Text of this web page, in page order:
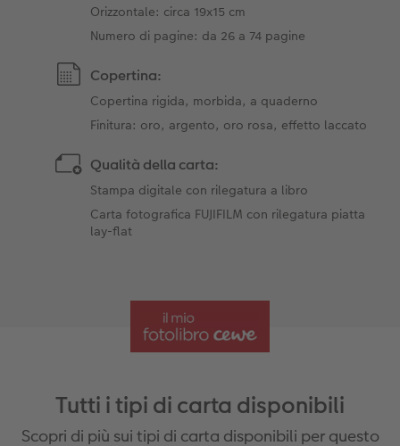
Orizzontale: circa 19x15 cm
Numero di pagine: da 26 a 74 pagine
Copertina:
Copertina rigida, morbida, a quaderno
Finitura: oro, argento, oro rosa, effetto laccato
Qualità della carta:
Stampa digitale con rilegatura a libro
Carta fotografica FUJIFILM con rilegatura piatta
lay-flat
Tutti i tipi di carta disponibili
Scopri di più sui tipi di carta disponibili per questo